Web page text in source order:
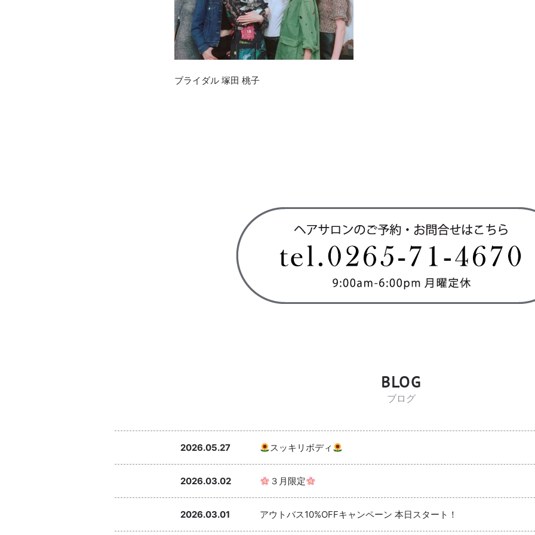
ブライダル 塚田 桃子
BLOG
ブログ
2026.05.27 スッキリボディ
2026.03.02 ３月限定
2026.03.01 アウトバス10%OFFキャンペーン 本日スタート！